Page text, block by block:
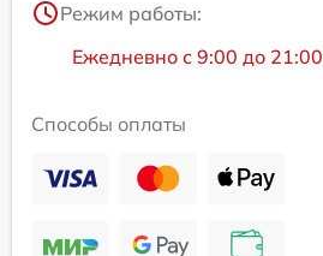
Режим работы:
Ежедневно с 9:00 до 21:00
Способы оплаты